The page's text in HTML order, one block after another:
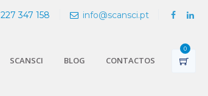
227 347 158 info@scansci.pt
0
SCANSCI BLOG CONTACTOS